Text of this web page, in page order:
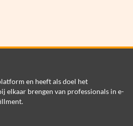
en heeft als doel het
elkaar brengen van professionals in e-